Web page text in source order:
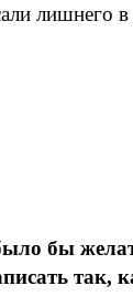
лишнего
бы
так,